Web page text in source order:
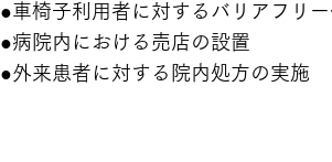
●車椅子利用者に対するバリアフリ
●病院内における売店の設置
●外来患者に対する院内処方の実施